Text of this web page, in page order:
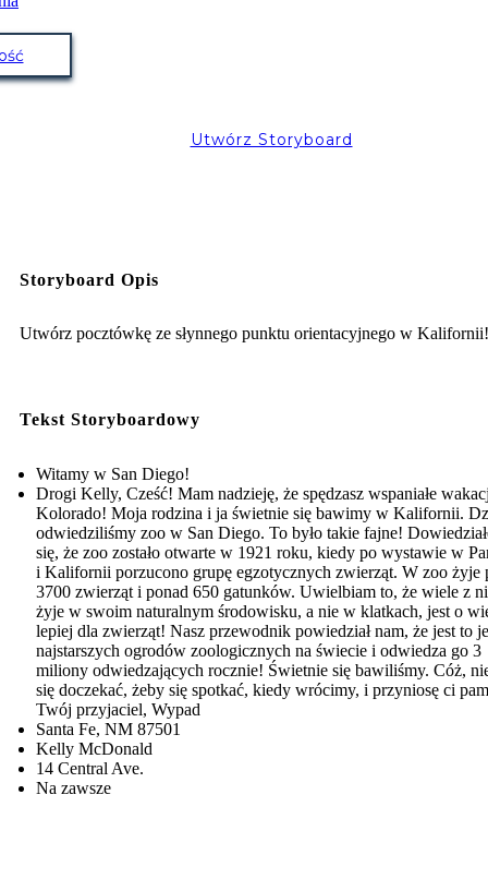
Utwórz Storyboard
Storyboard Opis
Utwórz pocztówkę ze słynnego punktu orientacyjnego w Kalifornii!
Tekst Storyboardowy
Witamy w San Diego!
Drogi Kelly, Cześć! Mam nadzieję, że spędzasz wspaniałe
Kolorado! Moja rodzina i ja świetnie się bawimy w Kalifornii.
odwiedziliśmy zoo w San Diego. To było takie fajne!
się, że zoo zostało otwarte w 1921 roku, kiedy po wystawie w
i Kalifornii porzucono grupę egzotycznych zwierząt. W zoo żyje
3700 zwierząt i ponad 650 gatunków. Uwielbiam to, że wiele z
żyje w swoim naturalnym środowisku, a nie w klatkach, jest o
lepiej dla zwierząt! Nasz przewodnik powiedział nam, że jest to
najstarszych ogrodów zoologicznych na świecie i odwiedza go 3
miliony odwiedzających rocznie! Świetnie się bawiliśmy. Cóż,
się doczekać, żeby się spotkać, kiedy wrócimy, i przyniosę ci
Twój przyjaciel, Wypad
Santa Fe, NM 87501
Kelly McDonald
14 Central Ave.
Na zawsze